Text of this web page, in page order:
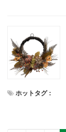
ホットタグ :